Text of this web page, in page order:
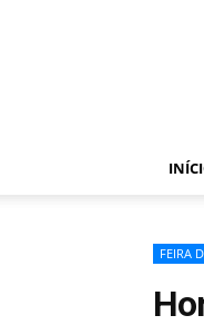
FEIRA